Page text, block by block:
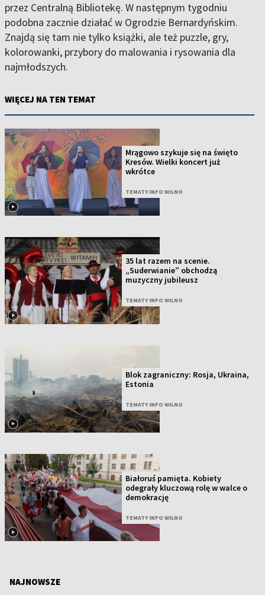
przez Centralną Bibliotekę. W następnym tygodniu
podobna zacznie działać w Ogrodzie Bernardyńskim.
Znajdą się tam nie tylko książki, ale też puzzle, gry,
kolorowanki, przybory do malowania i rysowania dla
najmłodszych.
WIĘCEJ NA TEN TEMAT
Mrągowo szykuje się na święto
Kresów. Wielki koncert już
wkrótce
TEMATY INFO WILNO
35 lat razem na scenie.
„Suderwianie” obchodzą
muzyczny jubileusz
TEMATY INFO WILNO
Blok zagraniczny: Rosja, Ukraina,
Estonia
TEMATY INFO WILNO
Białoruś pamięta. Kobiety
odegrały kluczową rolę w walce o
demokrację
TEMATY INFO WILNO
NAJNOWSZE